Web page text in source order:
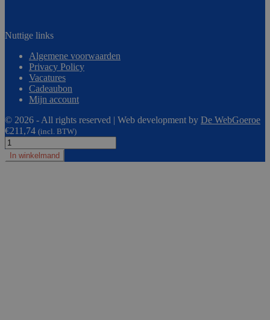
Nuttige links
Algemene voorwaarden
Privacy Policy
Vacatures
Cadeaubon
Mijn account
© 2026 - All rights reserved | Web development by De WebGoeroe
€211,74 (incl. BTW)
Kreg
Pocket-
Hole
In winkelmand